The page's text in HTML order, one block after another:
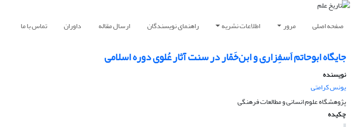
صفحه اصلی مرور اطلاعات نشریه راهنمای نویسندگان ارسال مقاله داوران تماس با ما
جایگاه ابوحاتم اَسفِزاری و ابن‌خَمّار در سنت آثار عُلوی دوره اسلامی
نویسنده
یونس کرامتی
پژوهشگاه علوم انسانی و مطالعات فرهنگی
چکیده